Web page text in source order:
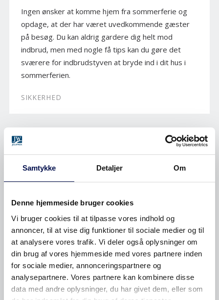
Samtykke Detaljer Om
Denne hjemmeside bruger cookies
Vi bruger cookies til at tilpasse vores indhold og
annoncer, til at vise dig funktioner til sociale medier og til
at analysere vores trafik. Vi deler også oplysninger om
din brug af vores hjemmeside med vores partnere inden
for sociale medier, annonceringspartnere og
analysepartnere. Vores partnere kan kombinere disse
data med andre oplysninger, du har givet dem, eller som
Ingen ønsker at komme hjem fra sommerferie og
opdage, at der har været uvedkommende gæster
på besøg. Du kan aldrig gardere dig helt mod
indbrud, men med nogle få tips kan du gøre det
sværere for indbrudstyven at bryde ind i dit hus i
sommerferien.
SIKKERHED
SÅDAN KAN DU UNDGÅ INDBRUD
TIL SOMMER